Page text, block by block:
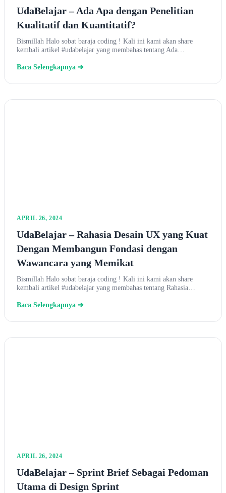
UdaBelajar – Ada Apa dengan Penelitian
Kualitatif dan Kuantitatif?
Bismillah Halo sobat baraja coding ! Kali ini kami akan share
kembali artikel #udabelajar yang membahas tentang Ada…
Baca Selengkapnya ➔
APRIL 26, 2024
UdaBelajar – Rahasia Desain UX yang Kuat
Dengan Membangun Fondasi dengan
Wawancara yang Memikat
Bismillah Halo sobat baraja coding ! Kali ini kami akan share
kembali artikel #udabelajar yang membahas tentang Rahasia…
Baca Selengkapnya ➔
APRIL 26, 2024
UdaBelajar – Sprint Brief Sebagai Pedoman
Utama di Design Sprint